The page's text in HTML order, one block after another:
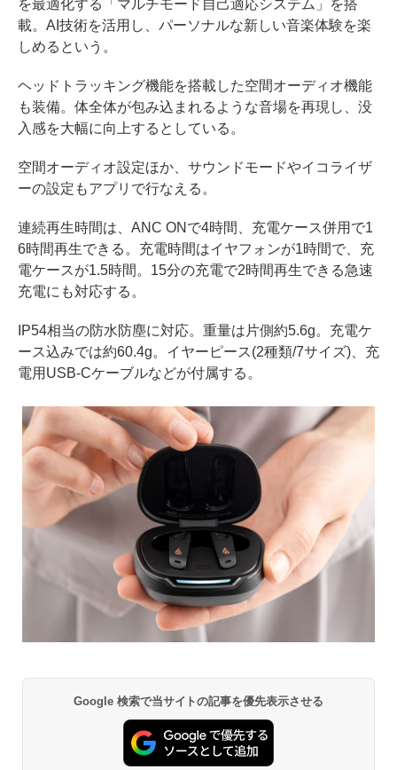
を最適化する「マルチモード自己適応システム」を搭
載。AI技術を活用し、パーソナルな新しい音楽体験を楽
しめるという。
ヘッドトラッキング機能を搭載した空間オーディオ機能
も装備。体全体が包み込まれるような音場を再現し、没
入感を大幅に向上するとしている。
空間オーディオ設定ほか、サウンドモードやイコライザ
ーの設定もアプリで行なえる。
連続再生時間は、ANC ONで4時間、充電ケース併用で1
6時間再生できる。充電時間はイヤフォンが1時間で、充
電ケースが1.5時間。15分の充電で2時間再生できる急速
充電にも対応する。
IP54相当の防水防塵に対応。重量は片側約5.6g。充電ケ
ース込みでは約60.4g。イヤーピース(2種類/7サイズ)、充
電用USB-Cケーブルなどが付属する。
Google 検索で当サイトの記事を優先表示させる